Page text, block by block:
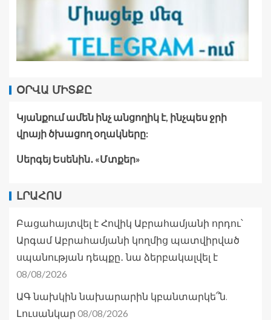
ՕՐՎԱ ՄԻՏՔԸ
Կյանքում ամեն ինչ անցողիկ է, ինչպես ջրի
վրայի ծխացող օղակները:
Սերգեյ Եսենին․ «Մտքեր»
ԼՐԱՀՈՍ
Բացահայտվել է Հովիկ Աբրահամյանի որդու՝
Արգամ Աբրահամյանի կողմից պատվիրված
սպանության դեպքը․ նա ձերբակալվել է
08/08/2026
ԱԳ նախկին նախարարին կբանտարկե՞ն.
Լուսանկար 08/08/2026